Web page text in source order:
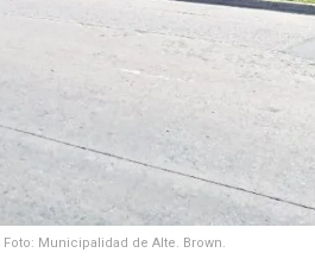
Foto: Municipalidad de Alte. Brown.